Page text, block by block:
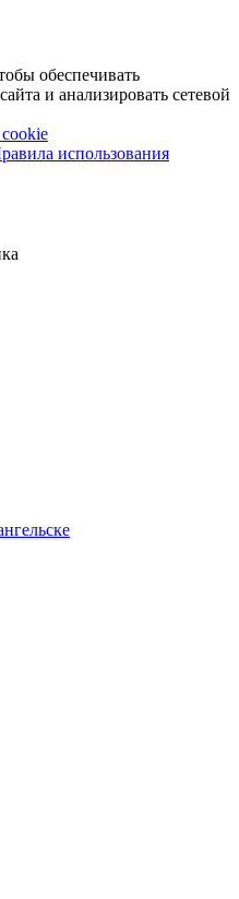
обеспечивать
и анализировать сетевой
использования